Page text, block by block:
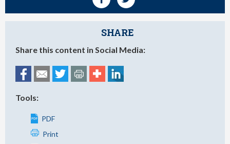
SHARE
Share this content in Social Media:
Tools:
PDF
Print